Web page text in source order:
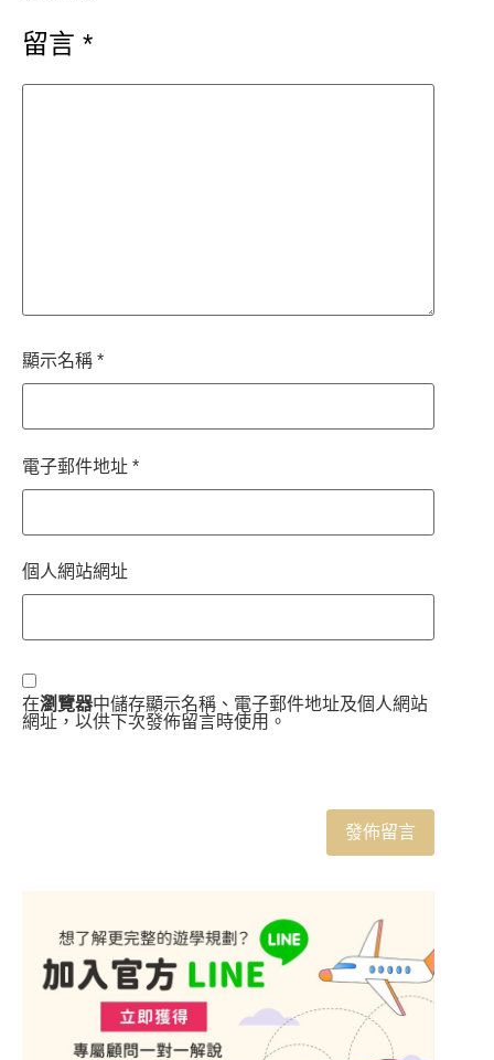
留言 *
顯示名稱 *
電子郵件地址 *
個人網站網址
在瀏覽器中儲存顯示名稱、電子郵件地址及個人網站
網址，以供下次發佈留言時使用。